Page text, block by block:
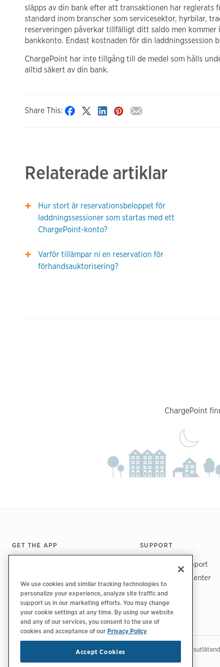
släpps av din bank efter att transaktionen har reglerats
standard inom branscher som servicesektor, hyrbilar,
reserveringen påverkar tillfälligt ditt saldo men
bankkonto. Endast kostnaden för din laddningssession
ChargePoint har inte tillgång till de medel som hålls
alltid säkert av din bank.
Share This:
Relaterade artiklar
Hur stort är reservationsbeloppet för
laddningssessioner som startas med ett
ChargePoint-konto?
Varför tillämpar ni en reservation för
förhandsauktorisering?
ChargePoint
Footer
GET THE APP SUPPORT
ChargePoint Support
Driver Support Center
Trust Center
Sekretess val|Juridiskt
We use cookies and similar tracking technologies to
personalize your experience, analyze site traffic and
support us in our marketing efforts. You may change
your cookie settings at any time. By using our website
and any of our services, you consent to the use of
cookies and acceptance of our Privacy Policy
Accept Cookies